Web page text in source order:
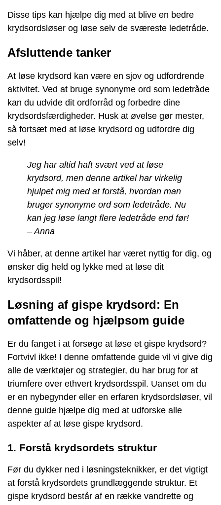
Disse tips kan hjælpe dig med at blive en bedre
krydsordsløser og løse selv de sværeste ledetråde.
Afsluttende tanker
At løse krydsord kan være en sjov og udfordrende
aktivitet. Ved at bruge synonyme ord som ledetråde
kan du udvide dit ordforråd og forbedre dine
krydsordsfærdigheder. Husk at øvelse gør mester,
så fortsæt med at løse krydsord og udfordre dig
selv!
Jeg har altid haft svært ved at løse
krydsord, men denne artikel har virkelig
hjulpet mig med at forstå, hvordan man
bruger synonyme ord som ledetråde. Nu
kan jeg løse langt flere ledetråde end før!
– Anna
Vi håber, at denne artikel har været nyttig for dig, og
ønsker dig held og lykke med at løse dit
krydsordsspil!
Løsning af gispe krydsord: En
omfattende og hjælpsom guide
Er du fanget i at forsøge at løse et gispe krydsord?
Fortvivl ikke! I denne omfattende guide vil vi give dig
alle de værktøjer og strategier, du har brug for at
triumfere over ethvert krydsordsspil. Uanset om du
er en nybegynder eller en erfaren krydsordsløser, vil
denne guide hjælpe dig med at udforske alle
aspekter af at løse gispe krydsord.
1. Forstå krydsordets struktur
Før du dykker ned i løsningsteknikker, er det vigtigt
at forstå krydsordets grundlæggende struktur. Et
gispe krydsord består af en række vandrette og